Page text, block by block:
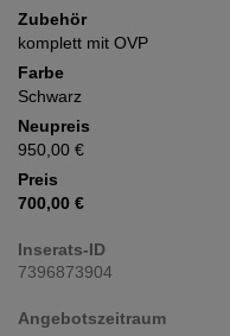
Zubehör
komplett mit OVP
Farbe
Schwarz
Neupreis
950,00 €
Preis
700,00 €
Inserats-ID
7396873904
Angebotszeitraum